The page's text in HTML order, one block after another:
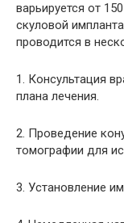
варьируется от
скуловой
проводится в
1. Консультация
плана лечения.
2. Проведение
томографии для
3. Установление